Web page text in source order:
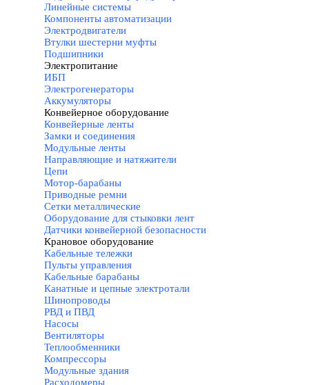
Линейные системы
Компоненты автоматизации
Электродвигатели
Втулки шестерни муфты
Подшипники
Электропитание
ИБП
Электрогенераторы
Аккумуляторы
Конвейерное оборудование
Конвейерные ленты
Замки и соединения
Модульные ленты
Направляющие и натяжители
Цепи
Мотор-барабаны
Приводные ремни
Сетки металлические
Оборудование для стыковки лент
Датчики конвейерной безопасности
Крановое оборудование
Кабельные тележки
Пульты управления
Кабельные барабаны
Канатные и цепные электротали
Шинопроводы
РВД и ПВД
Насосы
Вентиляторы
Теплообменники
Компрессоры
Модульные здания
Расходомеры